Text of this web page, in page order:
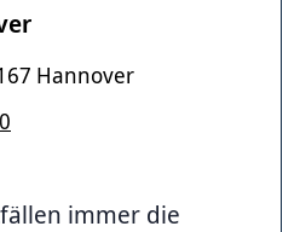
Hannover
immer die